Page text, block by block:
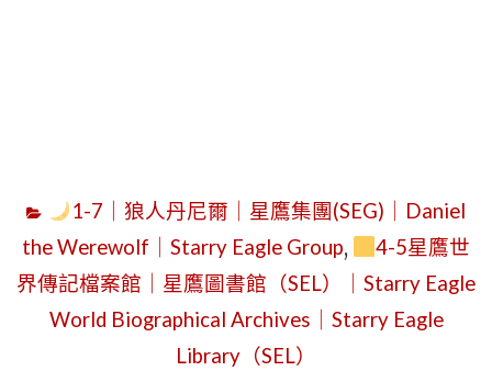
1-7｜狼人丹尼爾｜星鷹集團(SEG)｜Daniel
the Werewolf｜Starry Eagle Group,
4-5星鷹世
界傳記檔案館｜星鷹圖書館（SEL）｜Starry Eagle
World Biographical Archives｜Starry Eagle
Library（SEL）